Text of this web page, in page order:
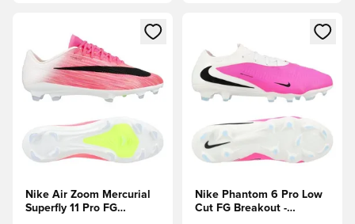
Öppnar en Modal för att logga in eller registrera dig som
Nike Air Zoom Mercurial
Superfly 11 Pro FG
Öppnar en Modal för att
Nike Phantom 6 Pro Low
Cut FG Breakout -